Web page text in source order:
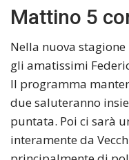
Mattino 5
Nella nuova
gli amatissimi
Il programma
due saluteranno
puntata. Poi ci sarà
interamente da